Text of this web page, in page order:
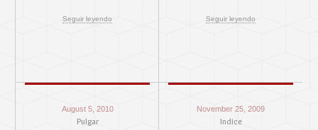
Seguir leyendo Seguir leyendo
August 5, 2010
Pulgar
November 25, 2009
Indice